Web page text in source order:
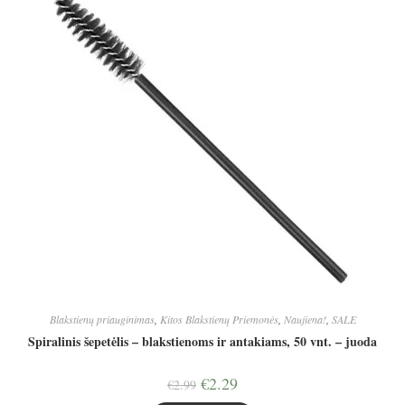
Blakstienų priauginimas, Kitos Blakstienų Priemonės, Naujiena!, SALE
Spiralinis šepetėlis – blakstienoms ir antakiams, 50 vnt. – juoda
€2.99 Original
price
€2.29Current